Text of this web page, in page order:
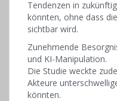
Tendenzen in
könnten, ohne dass
sichtbar wird.
Zunehmende
und KI-Manipulation.
Die Studie weckte
Akteure
könnten.